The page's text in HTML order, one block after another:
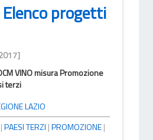
progetti
VINO misura Promozione
terzi
LAZIO
|PAESI TERZI |PROMOZIONE|